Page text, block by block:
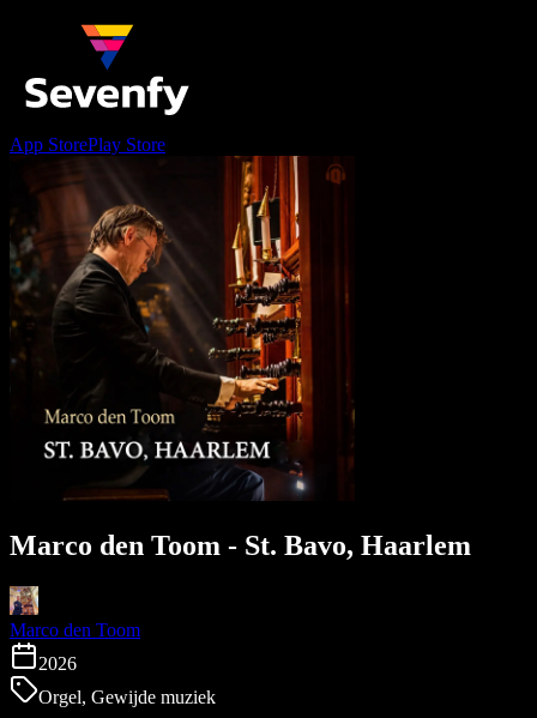
App StorePlay Store
Marco den Toom - St. Bavo, Haarlem
Marco den Toom
2026
Orgel, Gewijde muziek